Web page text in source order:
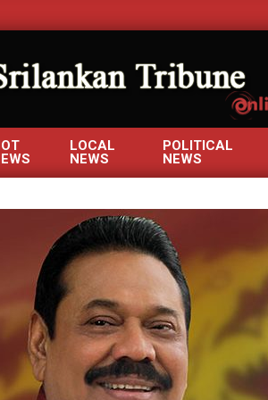
LOCAL
NEWS
POLITICAL
NEWS